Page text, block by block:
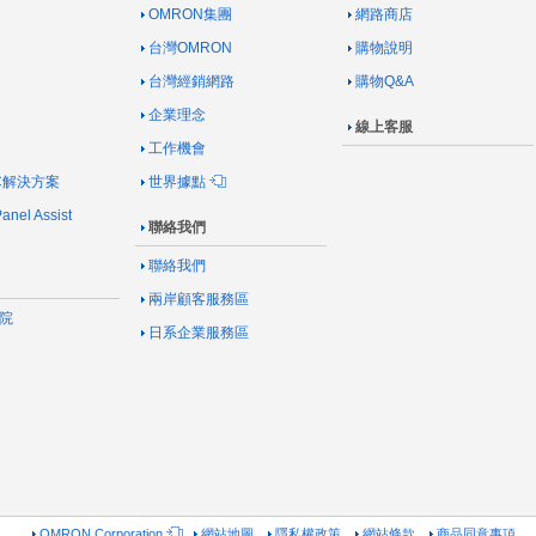
決方案
Assist
OMRON集團
台灣OMRON
台灣經銷網路
企業理念
工作機會
世界據點
聯絡我們
聯絡我們
兩岸顧客服務區
日系企業服務區
網路商店
購物說明
購物Q&A
線上客服